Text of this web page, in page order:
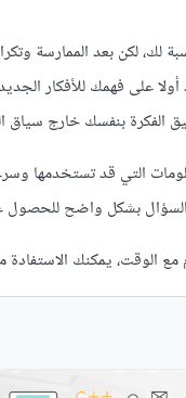
لك، لكن بعد الممارسة
على فهمك للأفكار
الفكرة بنفسك خارج سياق
التي قد تستخدمها
السؤال بشكل واضح للحصول
الوقت، يمكنك الاستفادة